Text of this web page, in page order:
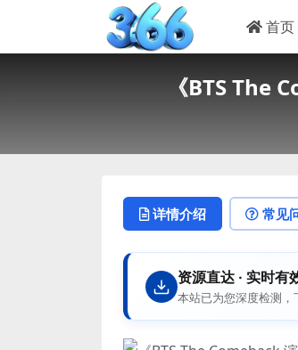
首页
《BTS The
详情介绍 常见
资源直达 · 实时有
本站已为您深度检测